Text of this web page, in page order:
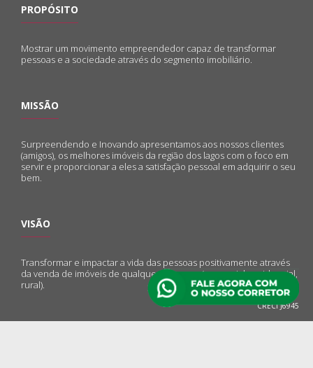
PROPÓSITO
Mostrar um movimento empreendedor capaz de transformar
pessoas e a sociedade através do segmento imobiliário.
MISSÃO
Surpreendendo e Inovando apresentamos aos nossos clientes
(amigos), os melhores imóveis da região dos lagos com o foco em
servir e proporcionar a eles a satisfação pessoal em adquirir o seu
bem.
VISÃO
Transformar e impactar a vida das pessoas positivamente através
da venda de imóveis de qualquer natureza (comercial, residencial,
rural).
CRECI J6945